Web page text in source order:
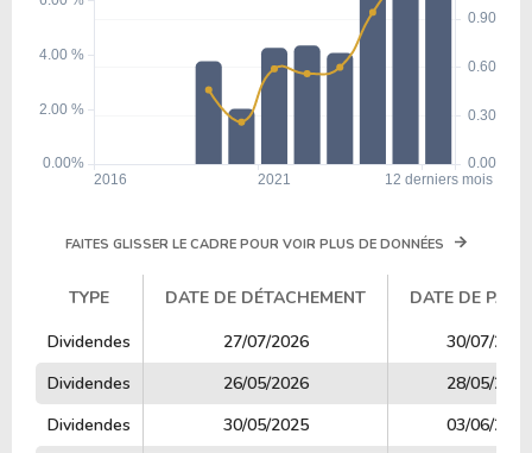
FAITES GLISSER LE CADRE POUR VOIR PLUS DE DONNÉES
TYPE DATE DE DÉTACHEMENT
DATE DE
TYPE
DATE DE DÉTACHEMENT DATE DE
Dividendes 27/07/2026
30/07/2026
Dividendes
26/05/2026
28/05/2026
Dividendes
30/05/2025
03/06/2025